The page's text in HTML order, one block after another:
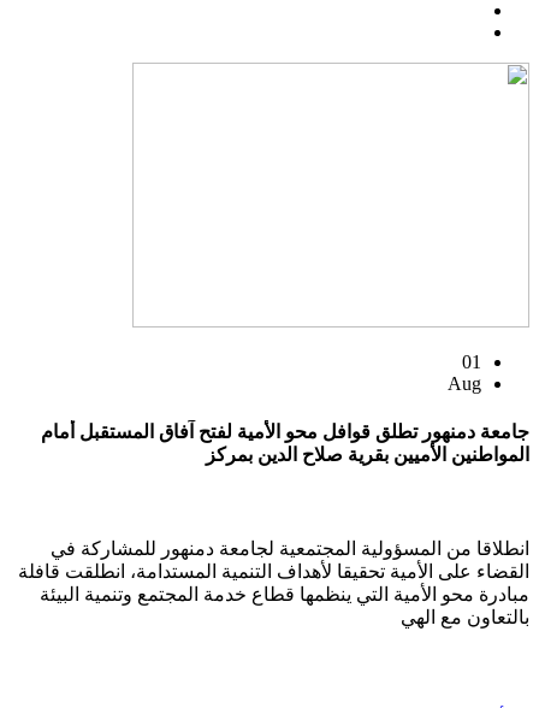
01
Aug
جامعة دمنهور تطلق قوافل محو الأمية لفتح آفاق المستقبل أمام
المواطنين الأميين بقرية صلاح الدين بمركز
انطلاقا من المسؤولية المجتمعية لجامعة دمنهور للمشاركة في
القضاء على الأمية تحقيقا لأهداف التنمية المستدامة، انطلقت قافلة
مبادرة محو الأمية التي ينظمها قطاع خدمة المجتمع وتنمية البيئة
بالتعاون مع الهي